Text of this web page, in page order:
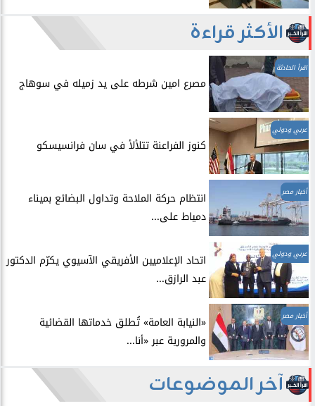
الأكثر قراءة
اقرأ الحادثة
مصرع امين شرطه على يد زميله في سوهاج
عربي ودولي
​كنوز الفراعنة تتلألأ في سان فرانسيسكو
أخبار مصر
انتظام حركة الملاحة وتداول البضائع بميناء
دمياط على...
عربي ودولي
اتحاد الإعلاميين الأفريقي الآسيوي يكرّم الدكتور
عبد الرازق...
أخبار مصر
​«النيابة العامة» تُطلق خدماتها القضائية
والمرورية عبر «أنا...
آخر الموضوعات